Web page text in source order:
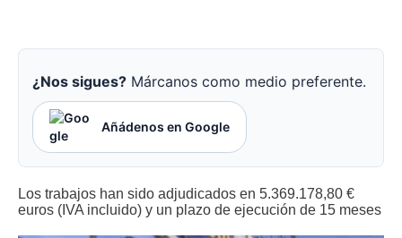
¿Nos sigues? Márcanos como medio preferente.
Añádenos en Google
Los trabajos han sido adjudicados en 5.369.178,80 €
euros (IVA incluido) y un plazo de ejecución de 15 meses